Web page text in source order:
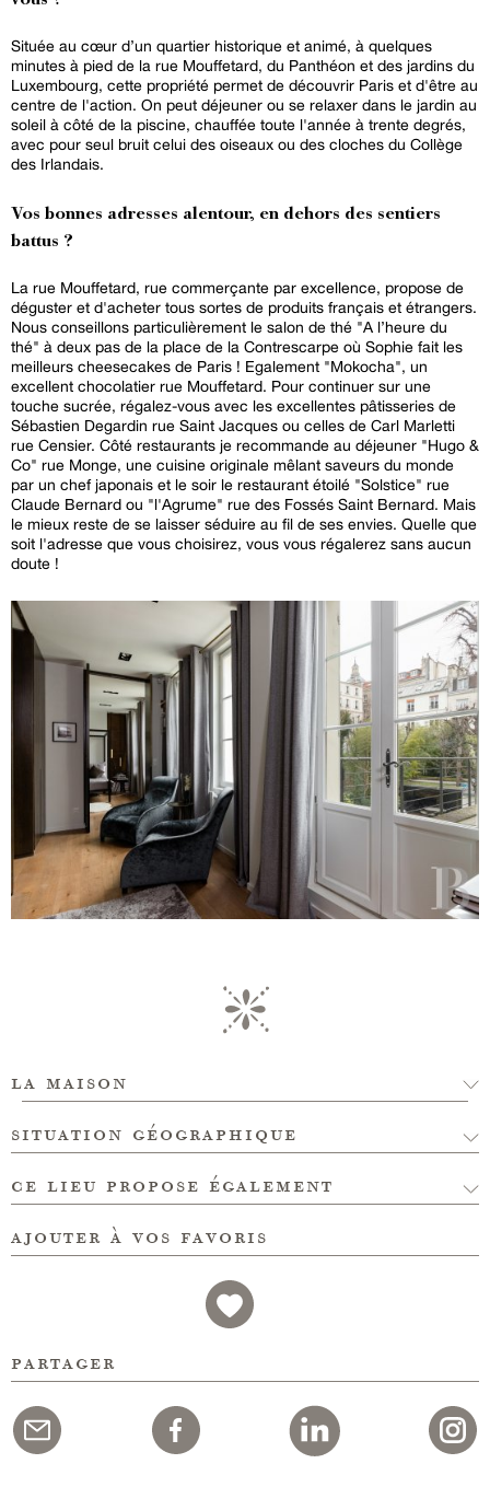
Située au cœur d’un quartier historique et animé, à quelques
minutes à pied de la rue Mouffetard, du Panthéon et des jardins du
Luxembourg, cette propriété permet de découvrir Paris et d'être au
centre de l'action. On peut déjeuner ou se relaxer dans le jardin au
soleil à côté de la piscine, chauffée toute l'année à trente degrés,
avec pour seul bruit celui des oiseaux ou des cloches du Collège
des Irlandais.
Vos bonnes adresses alentour, en dehors des sentiers
battus ?
La rue Mouffetard, rue commerçante par excellence, propose de
déguster et d'acheter tous sortes de produits français et étrangers.
Nous conseillons particulièrement le salon de thé "A l’heure du
thé" à deux pas de la place de la Contrescarpe où Sophie fait les
meilleurs cheesecakes de Paris ! Egalement "Mokocha", un
excellent chocolatier rue Mouffetard. Pour continuer sur une
touche sucrée, régalez-vous avec les excellentes pâtisseries de
Sébastien Degardin rue Saint Jacques ou celles de Carl Marletti
rue Censier. Côté restaurants je recommande au déjeuner "Hugo &
Co" rue Monge, une cuisine originale mêlant saveurs du monde
par un chef japonais et le soir le restaurant étoilé "Solstice" rue
Claude Bernard ou "l'Agrume" rue des Fossés Saint Bernard. Mais
le mieux reste de se laisser séduire au fil de ses envies. Quelle que
soit l'adresse que vous choisirez, vous vous régalerez sans aucun
doute !
la maison
situation géographique
ce lieu propose également
ajouter à vos favoris
partager